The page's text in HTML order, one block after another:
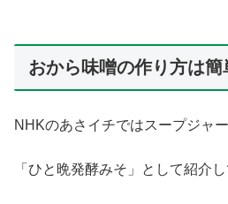
おから味噌の作り方は簡
NHKのあさイチではスープジャ
「ひと晩発酵みそ」として紹介し